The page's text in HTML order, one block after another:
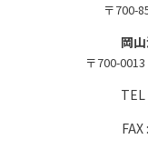
〒700-
岡
〒700-